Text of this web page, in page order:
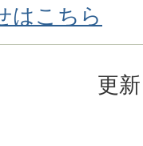
はこちら
更